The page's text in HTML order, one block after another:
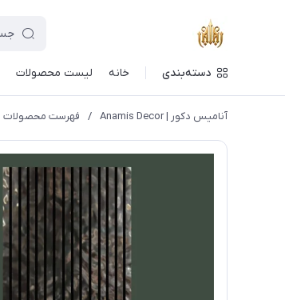
دسته‌بندی خانه لیست محصولات
آنامیس دکور | Anamis Decor / فهرست محصولات